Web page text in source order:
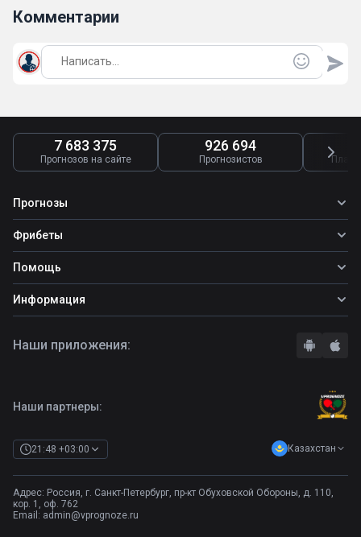
Комментарии
7 683 375
Прогнозов на сайте
926 694
Прогнозистов
Прогнозы
Все прогнозы
Топ ставок
Прогнозы на футбол
Фрибеты
Фрибеты
Фрибет Ubet
Фрибет Фонбет
Фрибет Олимпбет
Помощь
Школа ставок
Вопросы и ответы
Информация
Правила
Наши партнеры:
21:48 +03:00 Казахстан
Адрес: Россия, г. Санкт-Петербург, пр-кт Обуховской Обороны, д. 110,
кор. 1, оф. 762
Email: admin@vprognoze.ru
Наши приложения: